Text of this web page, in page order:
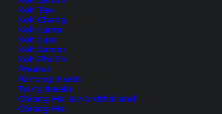
Koh Tao
Koh Chang
Koh Lanta
Koh Lipe
Koh Samet
Koh Phi Phi
Phuket
Ranong Inseln
Trang Inseln
Chiang Mai & Nordthailand
Chiang Mai
Koh Rong Samloem liegt vor der Küste von
Sihanoukville in Kambodscha
relativ unbekannt. Die etwas größere
NachbarinselKoh Rong
einige Asienreisende.